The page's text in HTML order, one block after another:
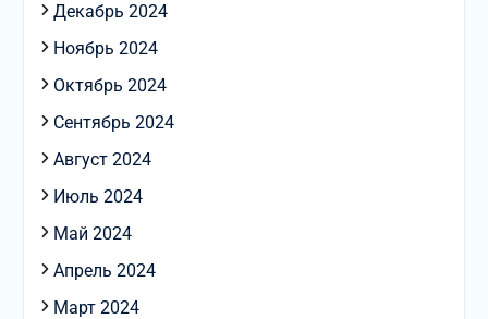
Декабрь 2024
Ноябрь 2024
Октябрь 2024
Сентябрь 2024
Август 2024
Июль 2024
Май 2024
Апрель 2024
Март 2024